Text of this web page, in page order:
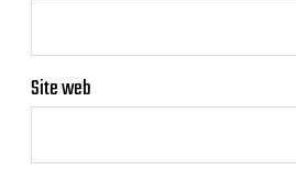
Site web